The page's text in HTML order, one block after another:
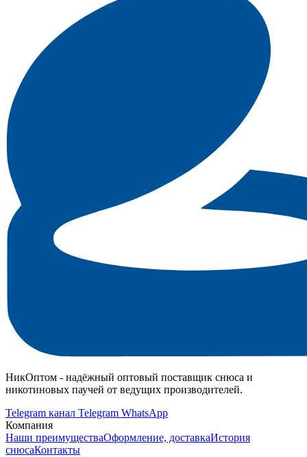
НикОптом - надёжный оптовый поставщик снюса и
никотиновых паучей от ведущих производителей.
Telegram канал Telegram WhatsApp
Компания
Наши преимуществаОформление, доставкаИстория
снюсаКонтакты